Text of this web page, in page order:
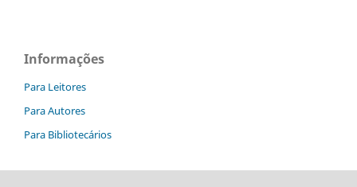
Informações
Para Leitores
Para Autores
Para Bibliotecários